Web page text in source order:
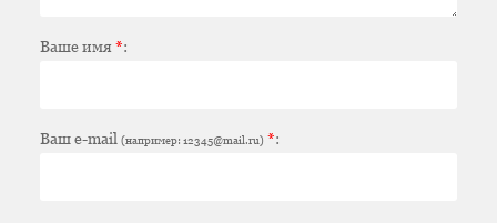
Ваше имя*:
Ваш e-mail (например: 12345@mail.ru) *: